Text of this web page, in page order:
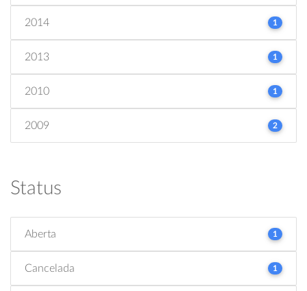
2014 1
2013 1
2010 1
2009 2
Status
Aberta 1
Cancelada 1